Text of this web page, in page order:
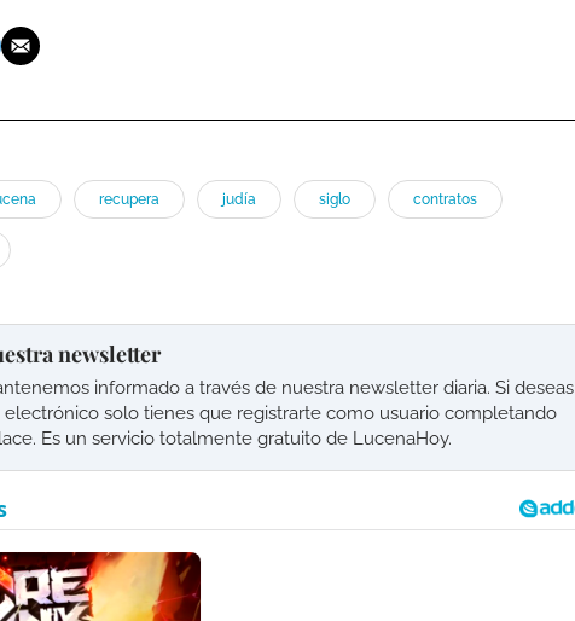
recupera judía siglo contratos
newsletter
informado a través de nuestra newsletter diaria. Si deseas
solo tienes que registrarte como usuario completando
Es un servicio totalmente gratuito de LucenaHoy.